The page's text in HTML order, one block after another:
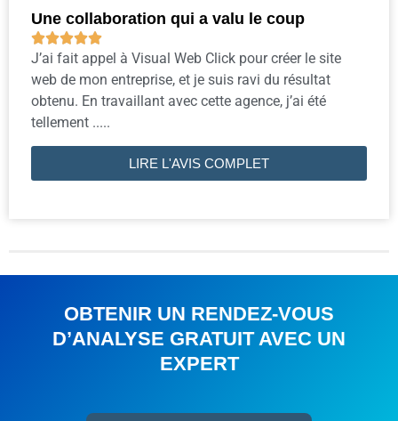
Une collaboration qui a valu le coup

J’ai fait appel à Visual Web Click pour créer le site
web de mon entreprise, et je suis ravi du résultat
obtenu. En travaillant avec cette agence, j’ai été
tellement .....
LIRE L'AVIS COMPLET
OBTENIR UN RENDEZ-VOUS
D’ANALYSE GRATUIT AVEC UN
EXPERT